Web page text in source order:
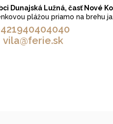
Dunajská Lužná, časť Nové
plážou priamo na brehu
vila@ferie.sk